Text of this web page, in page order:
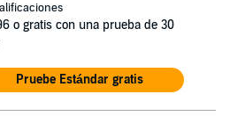
o gratis con una prueba de 30
Pruebe Estándar gratis